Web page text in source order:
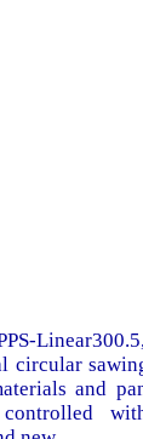
circular
and